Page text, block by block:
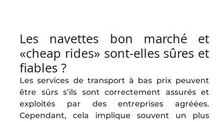
Les navettes bon marché et
«cheap rides» sont‑elles sûres et
fiables ?
Les services de transport à bas prix peuvent
être sûrs s’ils sont correctement assurés et
exploités par des entreprises agréées.
Cependant, cela implique souvent un plus